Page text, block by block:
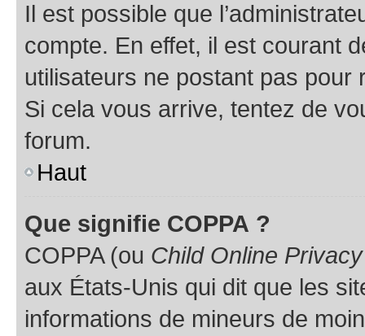
Il est possible que
compte. En effet, il est courant
utilisateurs ne postant pas pour
Si cela vous arrive, tentez de
forum.
Haut
Que signifie COPPA ?
COPPA (ou Child Online
aux États-Unis qui dit que les
informations de mineurs de